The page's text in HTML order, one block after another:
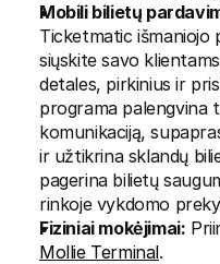
Mobili bilietų
Ticketmatic išmaniojo
siųskite savo
detales, pirkinius ir
programa palengvina
komunikaciją,
ir užtikrina sklandų
pagerina bilietų
rinkoje vykdomo
Fiziniai mokėjimai:
Mollie Terminal.